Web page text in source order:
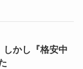
しかし『格安中